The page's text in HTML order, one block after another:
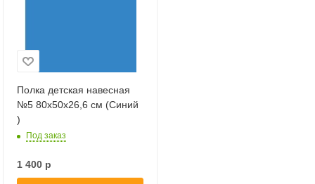
Полка детская навесная
№5 80x50x26,6 см (Синий
)
Под заказ
1 400 р